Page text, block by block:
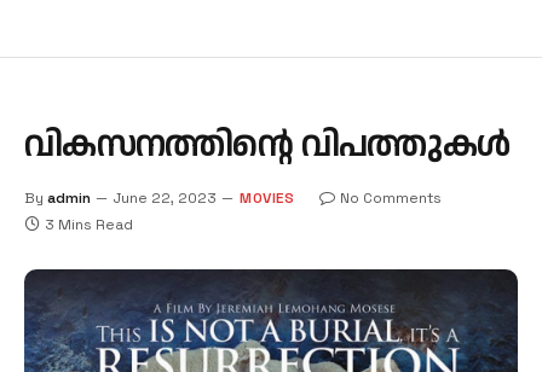
വികസനത്തിന്റെ വിപത്തുകള്‍
By admin June 22, 2023 MOVIES
No Comments
3 Mins Read